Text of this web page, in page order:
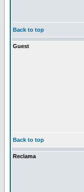
Back to top
Guest
Back to top
Reclama